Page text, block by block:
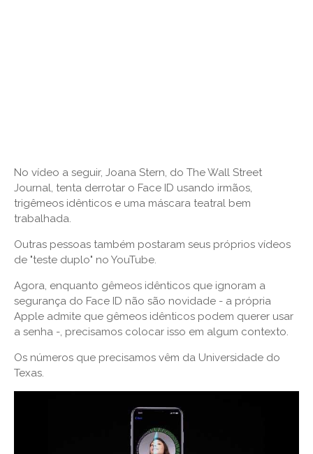
No vídeo a seguir, Joana Stern, do The Wall Street
Journal, tenta derrotar o Face ID usando irmãos,
trigêmeos idênticos e uma máscara teatral bem
trabalhada.
Outras pessoas também postaram seus próprios vídeos
de "teste duplo" no YouTube.
Agora, enquanto gêmeos idênticos que ignoram a
segurança do Face ID não são novidade - a própria
Apple admite que gêmeos idênticos podem querer usar
a senha -, precisamos colocar isso em algum contexto.
Os números que precisamos vêm da Universidade do
Texas.